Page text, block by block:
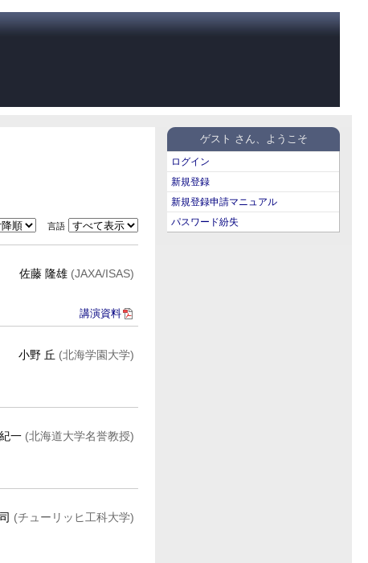
ゲスト さん、ようこそ
ログイン
新規登録
新規登録申請マニュアル
パスワード紛失
言語
佐藤 隆雄 (JAXA/ISAS)
講演資料
小野 丘 (北海学園大学)
一 (北海道大学名誉教授)
(チューリッヒ工科大学)